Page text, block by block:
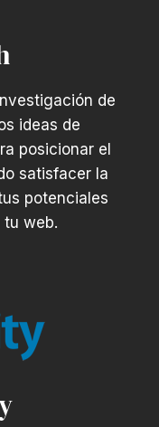
de
ideas de
posicionar el
satisfacer la
potenciales
tu web.